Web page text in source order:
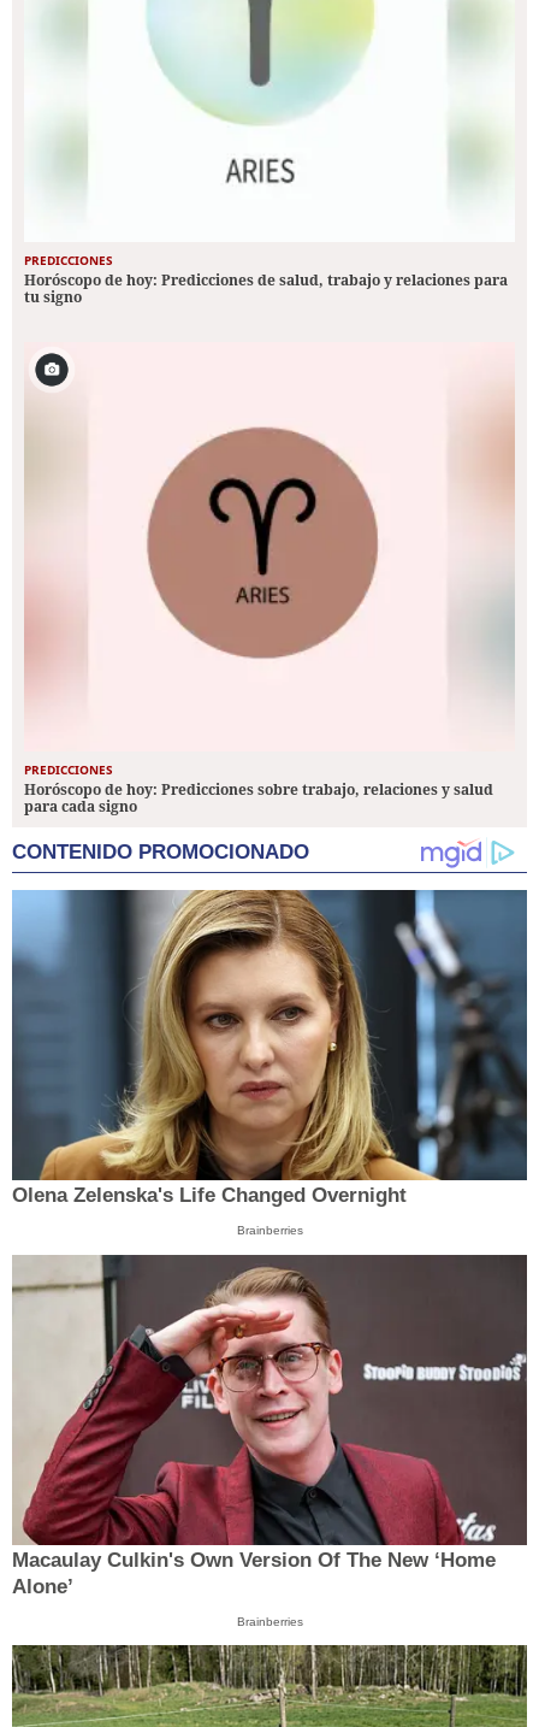
PREDICCIONES
Horóscopo de hoy: Predicciones de salud, trabajo y relaciones para
tu signo
PREDICCIONES
Horóscopo de hoy: Predicciones sobre trabajo, relaciones y salud
para cada signo
CONTENIDO PROMOCIONADO
Olena Zelenska's Life Changed Overnight
Brainberries
Macaulay Culkin's Own Version Of The New ‘Home
Alone’
Brainberries